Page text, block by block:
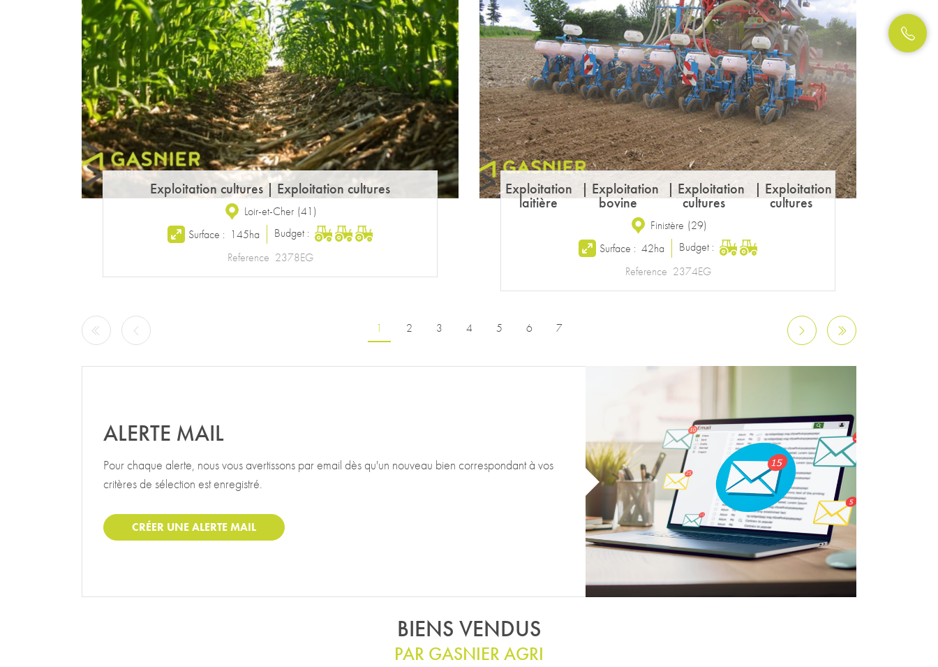
Exploitation cultures | Exploitation cultures
Loir-et-Cher (41 )
Surface : 145ha
Budget :
Reference 2378EG
Exploitation
laitière
| Exploitation
bovine
| Exploitation
cultures
| Exploitation
cultures
Finistère (29)
Surface : 42ha
Budget :
Reference 2374EG
Pagination
Page précédentePage précédente Page courante
1 Page
2 Page
3 Page
4 Page
5 Page
6 Page
7 Page suivantePage précédente
ALERTE MAIL
Pour chaque alerte, nous vous avertissons par email dès qu'un nouveau bien correspondant à vos
critères de sélection est enregistré.
CRÉER UNE ALERTE MAIL
BIENS VENDUS
PAR GASNIER AGRI